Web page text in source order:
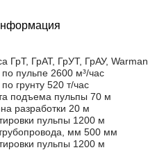
ГрТ, ГрАТ, ГрУТ, ГрАУ, Warman
пульпе 2600 м³/час
грунту 520 т/час
подъема пульпы 70 м
разработки 20 м
пульпы 1200 м
мм 500 мм
пульпы 1200 м